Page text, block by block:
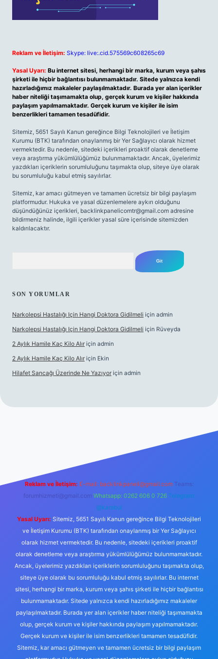
Reklam ve İletişim: Skype: live:.cid.575569c608265c69
Yasal Uyarı: Bu internet sitesi, herhangi bir marka, kurum veya şahıs
şirketi ile hiçbir bağlantısı bulunmamaktadır. Sitede yalnızca kendi
hazırladığımız makaleler paylaşılmaktadır. Burada yer alan içerikler
haber niteliği taşımamakta olup, gerçek kurum ve kişiler hakkında
paylaşım yapılmamaktadır. Gerçek kurum ve kişiler ile isim
benzerlikleri tamamen tesadüfidir.
Sitemiz, 5651 Sayılı Kanun gereğince Bilgi Teknolojileri ve İletişim
Kurumu (BTK) tarafından onaylanmış bir Yer Sağlayıcı olarak hizmet
vermektedir. Bu nedenle, sitedeki içerikleri proaktif olarak denetleme
veya araştırma yükümlülüğümüz bulunmamaktadır. Ancak, üyelerimiz
yazdıkları içeriklerin sorumluluğunu taşımakta olup, siteye üye olarak
bu sorumluluğu kabul etmiş sayılırlar.
Sitemiz, kar amacı gütmeyen ve tamamen ücretsiz bir bilgi paylaşım
platformudur. Hukuka ve yasal düzenlemelere aykırı olduğunu
düşündüğünüz içerikleri, backlinkpanelicomtr@gmail.com adresine
bildirmeniz halinde, ilgili içerikler yasal süre içerisinde sitemizden
kaldırılacaktır.
SON YORUMLAR
Narkolepsi Hastalığı Için Hangi Doktora Gidilmeli için admin
Narkolepsi Hastalığı Için Hangi Doktora Gidilmeli için Rüveyda
2 Aylık Hamile Kaç Kilo Alır için admin
2 Aylık Hamile Kaç Kilo Alır için Ekin
Hilafet Sancağı Üzerinde Ne Yazıyor için admin
Reklam ve İletişim: E-mail: backlinkpaneli@gmail.com Teams:
forumhizmeti@gmail.com Whatsapp: 0262 606 0 726 Telegram:
@karabul
Yasal Uyarı: Sitemiz, 5651 Sayılı Kanun gereğince Bilgi Teknolojileri
ve İletişim Kurumu (BTK) tarafından onaylanmış bir Yer Sağlayıcı
olarak hizmet vermektedir. Bu nedenle, sitedeki içerikleri proaktif
olarak denetleme veya araştırma yükümlülüğümüz bulunmamaktadır.
Ancak, üyelerimiz yazdıkları içeriklerin sorumluluğunu taşımakta olup,
siteye üye olarak bu sorumluluğu kabul etmiş sayılırlar. Bu internet
sitesi, herhangi bir marka, kurum veya şahıs şirketi ile hiçbir bağlantısı
bulunmamaktadır. Sitede yalnızca kendi hazırladığımız makaleler
paylaşılmaktadır. Burada yer alan içerikler haber niteliği taşımamakta
olup, gerçek kurum ve kişiler hakkında paylaşım yapılmamaktadır.
Gerçek kurum ve kişiler ile isim benzerlikleri tamamen tesadüfidir.
Sitemiz, kar amacı gütmeyen ve tamamen ücretsiz bir bilgi paylaşım